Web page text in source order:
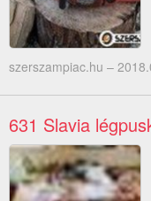
szerszampiac.hu –
631 Slavia